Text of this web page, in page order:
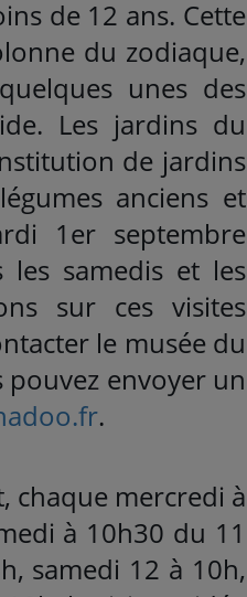
de 12 ans. Cette
du zodiaque,
unes des
Les jardins du
de jardins
anciens et
1er septembre
samedis et les
sur ces visites
le musée du
pouvez envoyer un
.
chaque mercredi à
à 10h30 du 11
samedi 12 à 10h,